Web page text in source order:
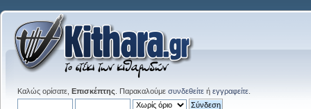
Καλώς ορίσατε, Επισκέπτης . Παρακαλούμε συνδεθείτε ή εγγραφείτε